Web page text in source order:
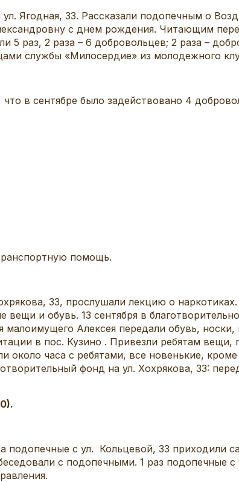
Ягодная, 33. Рассказали подопечным о
с днем рождения. Читающим
5 раз, 2 раза – 6 добровольцев; 2 раза –
службы «Милосердие» из молодежного
в сентябре было задействовано 4
помощь.
33, прослушали лекцию о
и обувь. 13 сентября в
малоимущего Алексея передали обувь,
в пос. Кузино . Привезли ребятам
часа с ребятами, все новенькие,
фонд на ул. Хохрякова, 33:
подопечные с ул. Кольцевой, 33 приходили
с подопечными. 1 раз подопечные с